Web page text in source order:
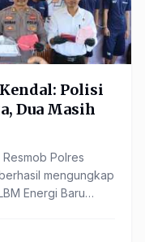
Polisi
Dua Masih
Polres
mengungkap
Energi Baru